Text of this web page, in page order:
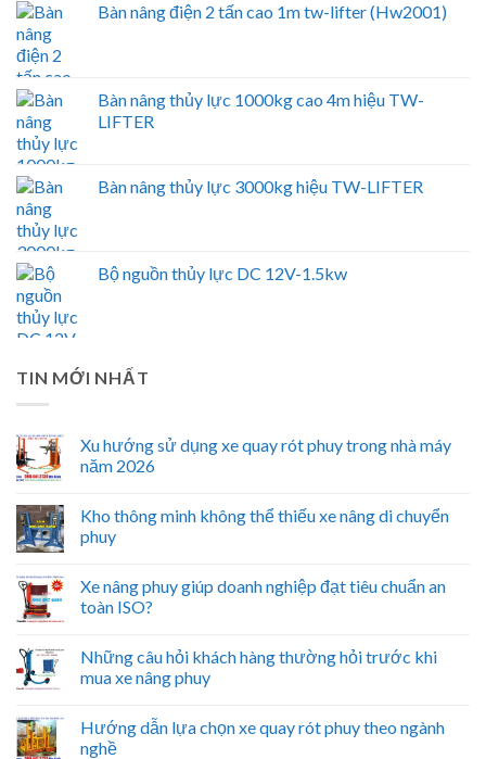
Bàn nâng điện 2 tấn cao 1m tw-lifter (Hw2001)
Bàn nâng thủy lực 1000kg cao 4m hiệu TW-
LIFTER
Bàn nâng thủy lực 3000kg hiệu TW-LIFTER
Bộ nguồn thủy lực DC 12V-1.5kw
TIN MỚI NHẤT
Xu hướng sử dụng xe quay rót phuy trong nhà máy
năm 2026
Kho thông minh không thể thiếu xe nâng di chuyển
phuy
Xe nâng phuy giúp doanh nghiệp đạt tiêu chuẩn an
toàn ISO?
Những câu hỏi khách hàng thường hỏi trước khi
mua xe nâng phuy
Hướng dẫn lựa chọn xe quay rót phuy theo ngành
nghề